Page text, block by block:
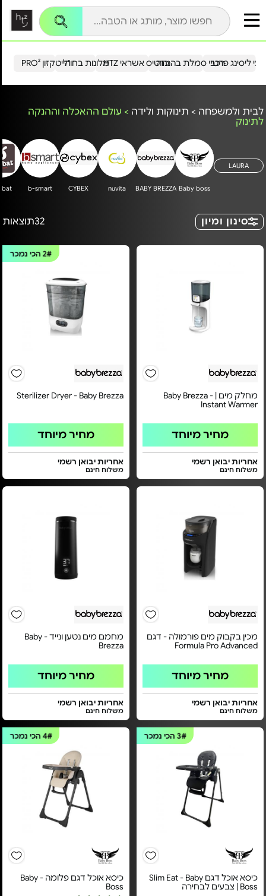
הייטקזון PRO²מלונות בחו"ל כרטיס אשראי HTZ ליסינג פרטירכבי סמלת בהנחה
לבית ולמשפחה > תינוקות ולידה > עולם ההאכלה וההנקה
לתינוק
LAURA
Baby boss
BABY BREZZA
nuvita
CYBEX
b-smart
סינון ומיון 32תוצאות
מחלק מים | Baby Brezza -
Instant Warmer
מחיר מיוחד
אחריות יבואן רשמי
משלוח חינם
2#הכי נמכר
Sterilizer Dryer - Baby Brezza
מחיר מיוחד
אחריות יבואן רשמי
משלוח חינם
מכין בקבוק מים פורמולה - דגם
Formula Pro Advanced
מחיר מיוחד
אחריות יבואן רשמי
משלוח חינם
מחמם מים נטען ונייד - Baby
Brezza
מחיר מיוחד
אחריות יבואן רשמי
משלוח חינם
3#הכי נמכר
כיסא אוכל דגם Slim Eat - Baby
Boss | צבעים לבחירה
4#הכי נמכר
כיסא אוכל דגם פלומה - Baby
Boss